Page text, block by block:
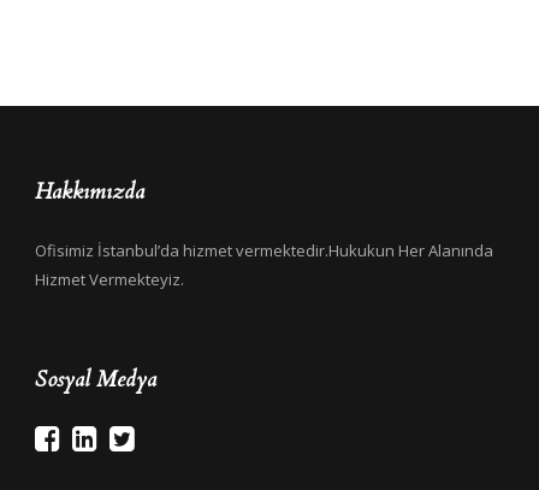
Hakkımızda
Ofisimiz İstanbul’da hizmet vermektedir.Hukukun Her Alanında
Hizmet Vermekteyiz.
Sosyal Medya